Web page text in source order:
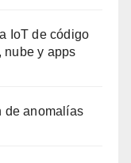
IoT de código
nube y apps
de anomalías